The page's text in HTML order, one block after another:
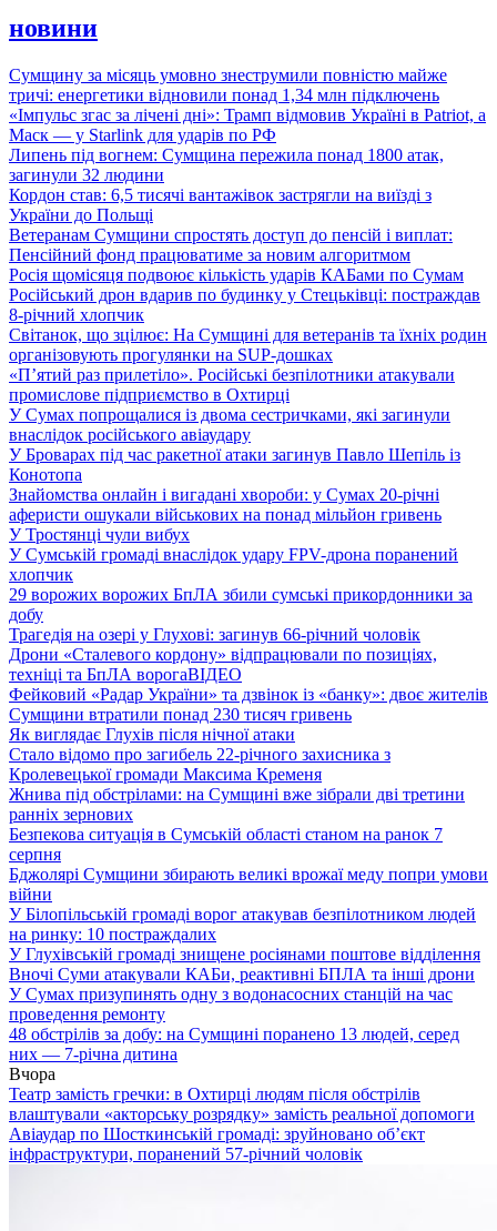
новини
Сумщину за місяць умовно знеструмили повністю майже
тричі: енергетики відновили понад 1,34 млн підключень
«Імпульс згас за лічені дні»: Трамп відмовив Україні в Patriot, а
Маск — у Starlink для ударів по РФ
Липень під вогнем: Сумщина пережила понад 1800 атак,
загинули 32 людини
Кордон став: 6,5 тисячі вантажівок застрягли на виїзді з
України до Польщі
Ветеранам Сумщини спростять доступ до пенсій і виплат:
Пенсійний фонд працюватиме за новим алгоритмом
Росія щомісяця подвоює кількість ударів КАБами по Сумам
Російський дрон вдарив по будинку у Стецьківці: постраждав
8-річний хлопчик
Світанок, що зцілює: На Сумщині для ветеранів та їхніх родин
організовують прогулянки на SUP-дошках
«П’ятий раз прилетіло». Російські безпілотники атакували
промислове підприємство в Охтирці
У Сумах попрощалися із двома сестричками, які загинули
внаслідок російського авіаудару
У Броварах під час ракетної атаки загинув Павло Шепіль із
Конотопа
Знайомства онлайн і вигадані хвороби: у Сумах 20-річні
аферисти ошукали військових на понад мільйон гривень
У Тростянці чули вибух
У Сумській громаді внаслідок удару FPV-дрона поранений
хлопчик
29 ворожих ворожих БпЛА збили сумські прикордонники за
добу
Трагедія на озері у Глухові: загинув 66-річний чоловік
Дрони «Сталевого кордону» відпрацювали по позиціях,
техніці та БпЛА ворогаВІДЕО
Фейковий «Радар України» та дзвінок із «банку»: двоє жителів
Сумщини втратили понад 230 тисяч гривень
Як виглядає Глухів після нічної атаки
Стало відомо про загибель 22-річного захисника з
Кролевецької громади Максима Кременя
Жнива під обстрілами: на Сумщині вже зібрали дві третини
ранніх зернових
Безпекова ситуація в Сумській області станом на ранок 7
серпня
Бджолярі Сумщини збирають великі врожаї меду попри умови
війни
У Білопільській громаді ворог атакував безпілотником людей
на ринку: 10 постраждалих
У Глухівській громаді знищене росіянами поштове відділення
Вночі Суми атакували КАБи, реактивні БПЛА та інші дрони
У Сумах призупинять одну з водонасосних станцій на час
проведення ремонту
48 обстрілів за добу: на Сумщині поранено 13 людей, серед
них — 7-річна дитина
Вчора
Театр замість гречки: в Охтирці людям після обстрілів
влаштували «акторську розрядку» замість реальної допомоги
Авіаудар по Шосткинській громаді: зруйновано об’єкт
інфраструктури, поранений 57-річний чоловік